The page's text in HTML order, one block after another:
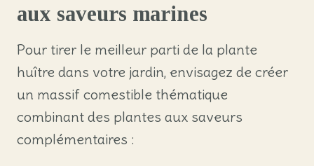
aux saveurs marines
Pour tirer le meilleur parti de la plante
huître dans votre jardin, envisagez de créer
un massif comestible thématique
combinant des plantes aux saveurs
complémentaires :